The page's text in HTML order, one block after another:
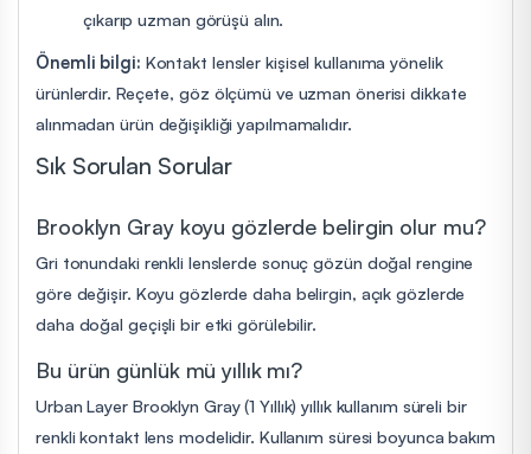
çıkarıp uzman görüşü alın.
Önemli bilgi: Kontakt lensler kişisel kullanıma yönelik
ürünlerdir. Reçete, göz ölçümü ve uzman önerisi dikkate
alınmadan ürün değişikliği yapılmamalıdır.
Sık Sorulan Sorular
Brooklyn Gray koyu gözlerde belirgin olur mu?
Gri tonundaki renkli lenslerde sonuç gözün doğal rengine
göre değişir. Koyu gözlerde daha belirgin, açık gözlerde
daha doğal geçişli bir etki görülebilir.
Bu ürün günlük mü yıllık mı?
Urban Layer Brooklyn Gray (1 Yıllık) yıllık kullanım süreli bir
renkli kontakt lens modelidir. Kullanım süresi boyunca bakım